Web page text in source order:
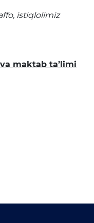
istiqlolimiz
maktab ta’limi